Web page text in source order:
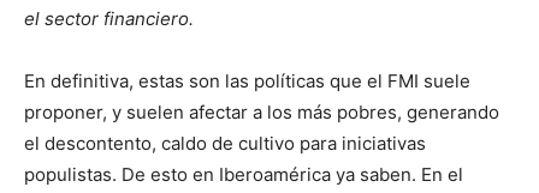
el sector financiero.
En definitiva, estas son las políticas que el FMI suele
proponer, y suelen afectar a los más pobres, generando
el descontento, caldo de cultivo para iniciativas
populistas. De esto en Iberoamérica ya saben. En el